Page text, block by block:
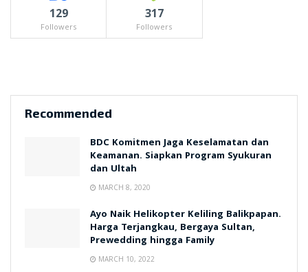
129
Followers
317
Followers
Recommended
BDC Komitmen Jaga Keselamatan dan
Keamanan. Siapkan Program Syukuran
dan Ultah
MARCH 8, 2020
Ayo Naik Helikopter Keliling Balikpapan.
Harga Terjangkau, Bergaya Sultan,
Prewedding hingga Family
MARCH 10, 2022